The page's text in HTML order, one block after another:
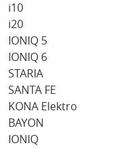
i10
i20
IONIQ 5
IONIQ 6
STARIA
SANTA FE
KONA Elektro
BAYON
IONIQ